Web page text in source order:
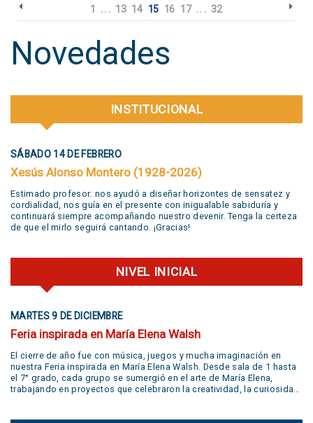
1 . . . 13 14 15 16 17 . . . 32
Novedades
INSTITUCIONAL
SÁBADO 14 DE FEBRERO
Xesús Alonso Montero (1928-2026)
Estimado profesor: nos ayudó a diseñar horizontes de sensatez y
cordialidad, nos guía en el presente con inigualable sabiduría y
continuará siempre acompañando nuestro devenir. Tenga la certeza
de que el mirlo seguirá cantando. ¡Gracias!
NIVEL INICIAL
MARTES 9 DE DICIEMBRE
Feria inspirada en María Elena Walsh
El cierre de año fue con música, juegos y mucha imaginación en
nuestra Feria inspirada en María Elena Walsh. Desde sala de 1 hasta
el 7° grado, cada grupo se sumergió en el arte de María Elena,
trabajando en proyectos que celebraron la creatividad, la curiosidad,